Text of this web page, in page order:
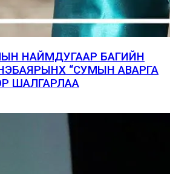
НАЙМДУГААР БАГИЙН
“СУМЫН АВАРГА
ШАЛГАРЛАА